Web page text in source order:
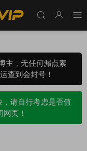
主，无任何漏点素
查到会封号！
请自行考虑是否值
页！